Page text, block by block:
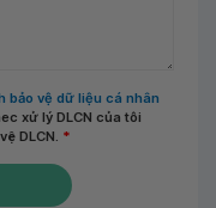
bảo vệ dữ liệu cá nhân
xử lý DLCN của tôi
DLCN. *